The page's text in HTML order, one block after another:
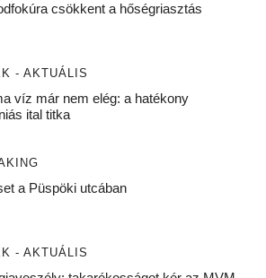
csökkent a hőségriasztás
- AKTUÁLIS
víz már nem elég: a hatékony
ital titka
a Püspöki utcában
- AKTUÁLIS